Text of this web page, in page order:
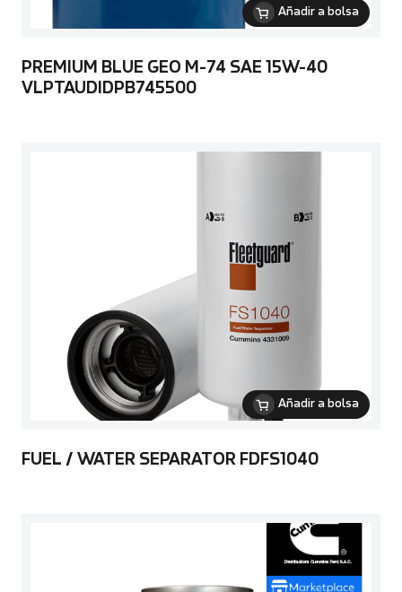
Añadir a bolsa
PREMIUM BLUE GEO M-74 SAE 15W-40
VLPTAUDIDPB745500
Añadir a bolsa
FUEL / WATER SEPARATOR FDFS1040